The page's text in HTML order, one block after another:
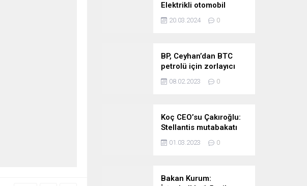
Elektrikli otomobil
stratejimize sadık
kalacağız
20.03.2024 0
BP, Ceyhan’dan BTC
petrolü için zorlayıcı
sebep ilan etti
08.02.2023 0
Koç CEO’su Çakıroğlu:
Stellantis mutabakatı
Tofaş’ı kıymetli bir
noktaya taşıyor
01.03.2023 0
Bakan Kurum: